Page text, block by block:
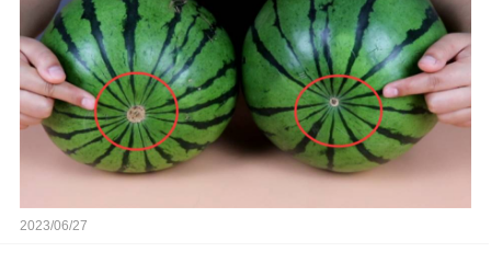
2023/06/27